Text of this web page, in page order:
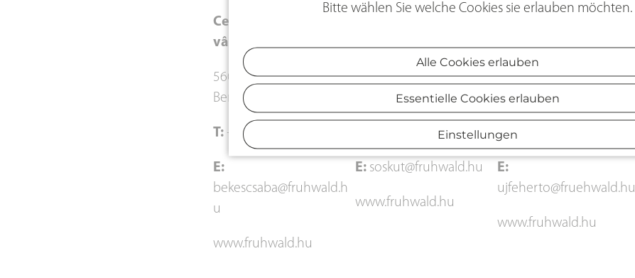
Centru, fabricarea și
vânzarea produselor
5600 Békéscsaba,
Berényi út 136/1
T: +36 66 447-244
E:
bekescsaba@fruhwald.h
u
www.fruhwald.hu
2038 Sóskút,
Kőbánya út
+36 23 348-370
E: soskut@fruhwald.hu
www.fruhwald.hu
4244 Újfehértó,
Epreskert út 2.
T:+36 42 291-042
E:
ujfeherto@fruehwald.hu
www.fruhwald.hu
Bitte wählen Sie welche Cookies sie erlauben möchten.
Alle Cookies erlauben
Essentielle Cookies erlauben
Einstellungen